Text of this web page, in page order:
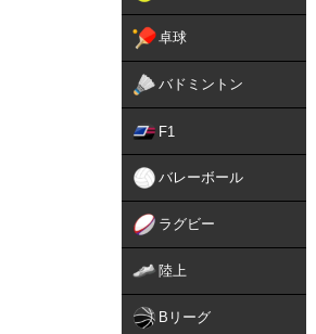
卓球
バドミントン
F1
バレーボール
ラグビー
陸上
Bリーグ